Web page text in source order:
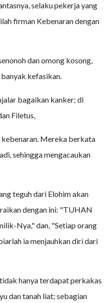
selaku pekerja yang
firman Kebenaran dengan
dan omong kosong,
kefasikan.
bagaikan kanker; di
Filetus,
Mereka berkata
sehingga mengacaukan
teguh dari Elohim akan
dengan ini: "TUHAN
Nya," dan, "Setiap orang
ia menjauhkan diri dari
hanya terdapat perkakas
dan tanah liat; sebagian